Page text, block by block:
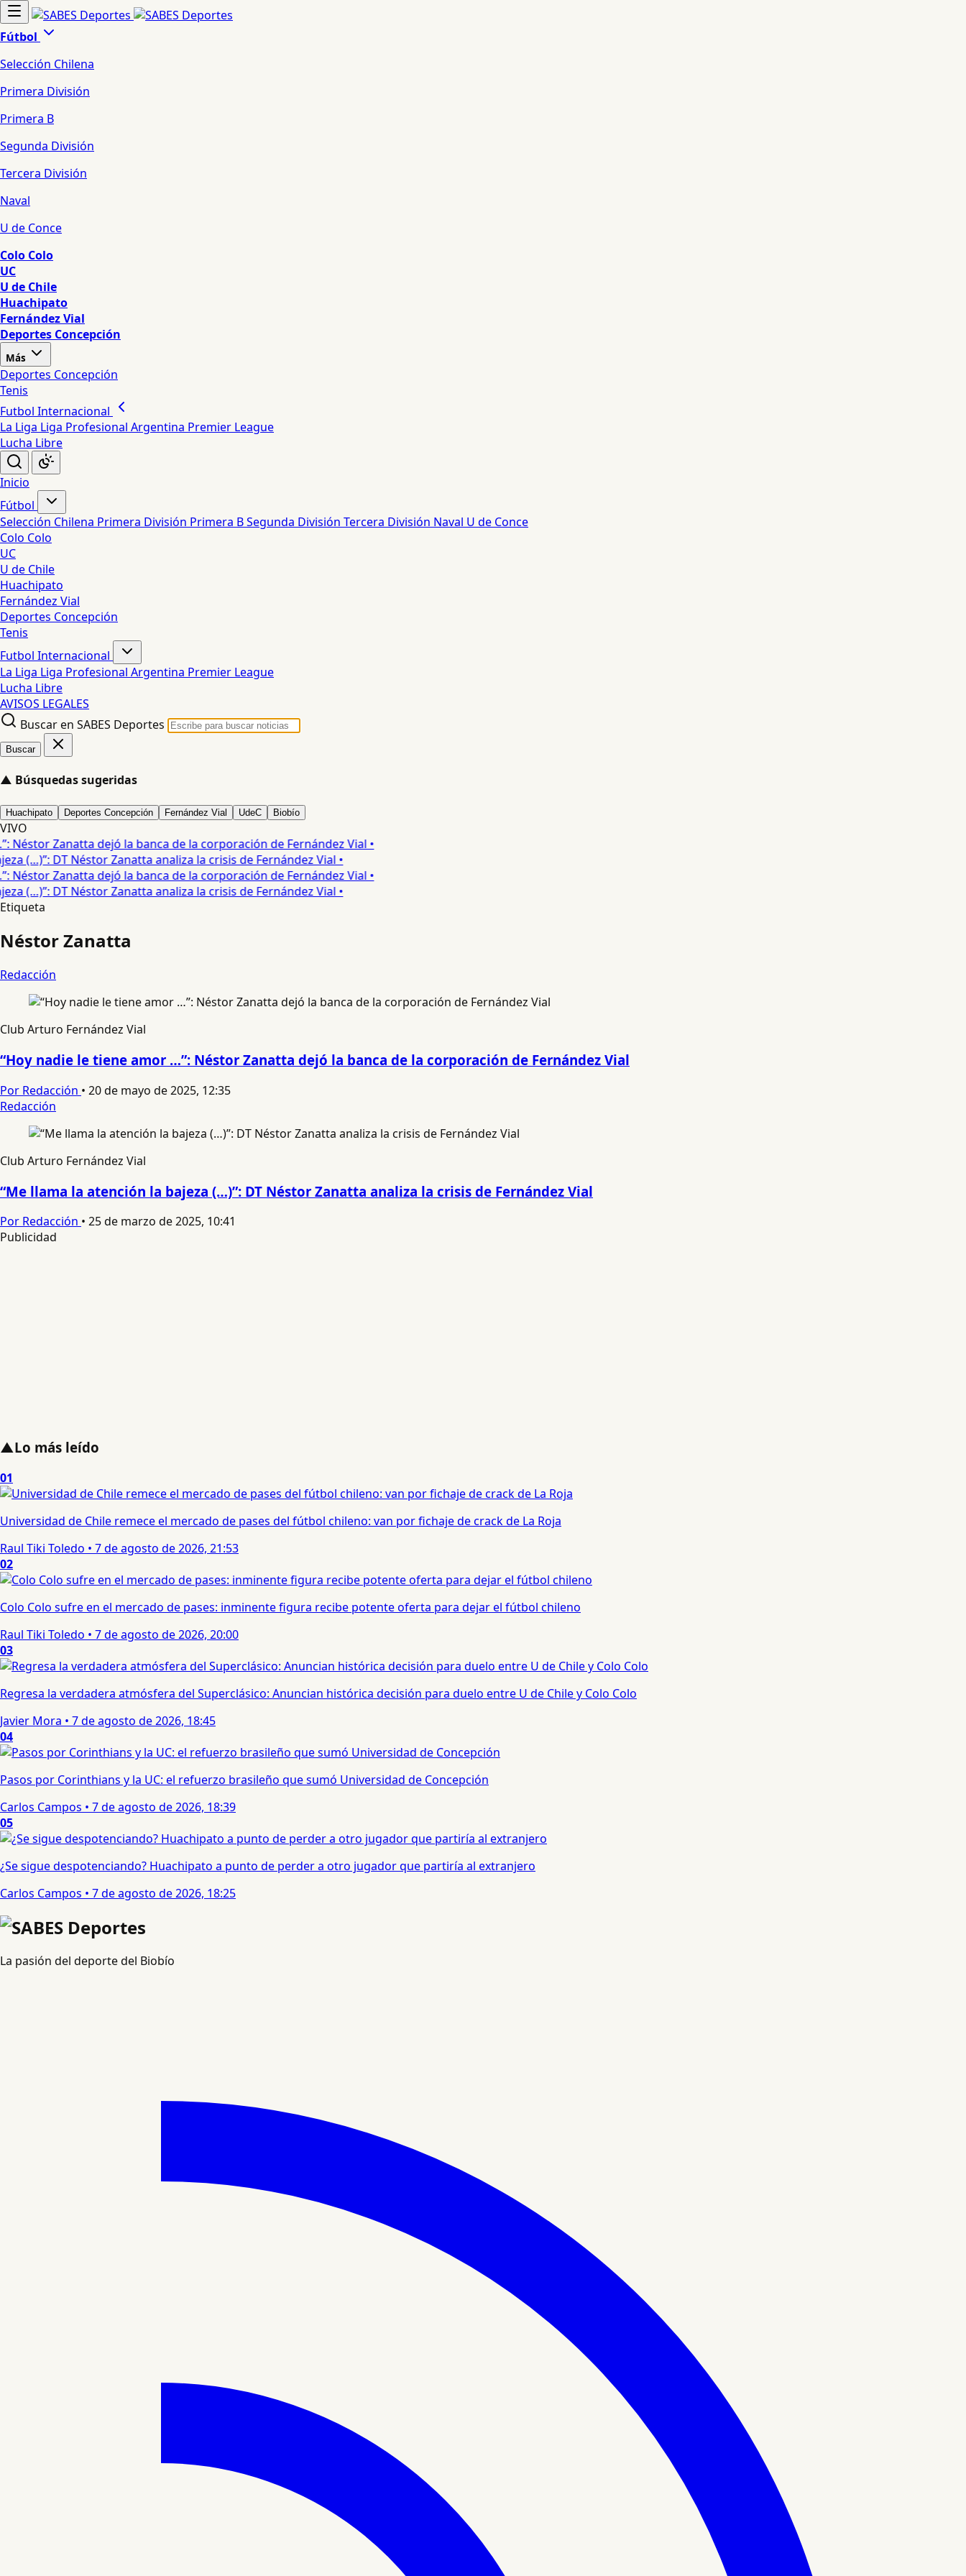
Fútbol
Selección Chilena
Primera División
Primera B
Segunda División
Tercera División
Naval
U de Conce
Colo Colo
UC
U de Chile
Huachipato
Fernández Vial
Deportes Concepción
Más
Deportes Concepción
Tenis
Futbol Internacional
La Liga Liga Profesional Argentina Premier League
Lucha Libre
Inicio
Fútbol
Selección Chilena Primera División Primera BSegunda División Tercera División Naval U de Conce
Colo Colo
UC
U de Chile
Huachipato
Fernández Vial
Deportes Concepción
Tenis
Futbol Internacional
La Liga Liga Profesional Argentina Premier League
Lucha Libre
AVISOS LEGALES
Buscar en SABES Deportes
Buscar
▲ Búsquedas sugeridas
Huachipato Deportes Concepción Fernández Vial UdeC Biobío
VIVO
Zanatta dejó la banca de la corporación de Fernández Vial •
(…)”: DT Néstor Zanatta analiza la crisis de Fernández Vial •
Zanatta dejó la banca de la corporación de Fernández Vial •
(…)”: DT Néstor Zanatta analiza la crisis de Fernández Vial •
Etiqueta
Néstor Zanatta
Redacción
Club Arturo Fernández Vial
“Hoy nadie le tiene amor …”: Néstor Zanatta dejó la banca de la corporación de Fernández Vial
Por Redacción • 20 de mayo de 2025, 12:35
Redacción
Club Arturo Fernández Vial
“Me llama la atención la bajeza (…)”: DT Néstor Zanatta analiza la crisis de Fernández Vial
Por Redacción • 25 de marzo de 2025, 10:41
Publicidad
▲Lo más leído
01
Universidad de Chile remece el mercado de pases del fútbol chileno: van por fichaje de crack de La Roja
Raul Tiki Toledo • 7 de agosto de 2026, 21:53
02
Colo Colo sufre en el mercado de pases: inminente figura recibe potente oferta para dejar el fútbol chileno
Raul Tiki Toledo • 7 de agosto de 2026, 20:00
03
Regresa la verdadera atmósfera del Superclásico: Anuncian histórica decisión para duelo entre U de Chile y Colo Colo
Javier Mora • 7 de agosto de 2026, 18:45
04
Pasos por Corinthians y la UC: el refuerzo brasileño que sumó Universidad de Concepción
Carlos Campos • 7 de agosto de 2026, 18:39
05
¿Se sigue despotenciando? Huachipato a punto de perder a otro jugador que partiría al extranjero
Carlos Campos • 7 de agosto de 2026, 18:25
La pasión del deporte del Biobío